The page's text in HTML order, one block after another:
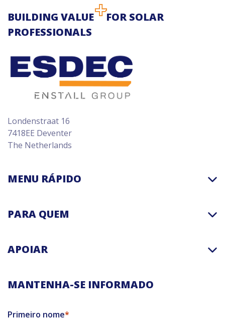
BUILDING VALUE
FOR SOLAR
PROFESSIONALS
Londenstraat 16
7418EE Deventer
The Netherlands
MENU RÁPIDO
PARA QUEM
APOIAR
MANTENHA-SE INFORMADO
Primeiro nome